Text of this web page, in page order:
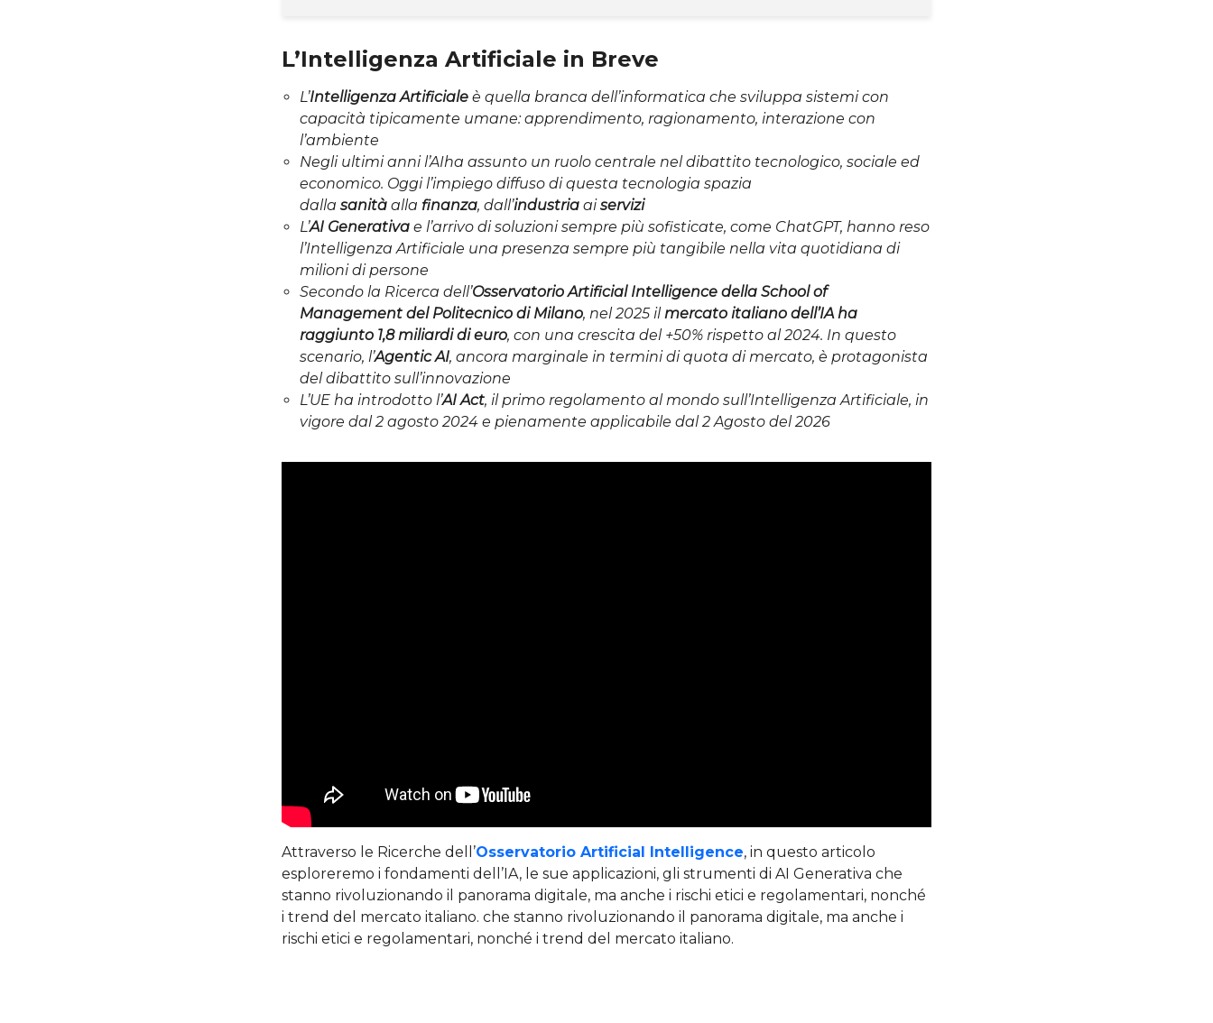
L’Intelligenza Artificiale in Breve
L’Intelligenza Artificiale è quella branca dell’informatica che sviluppa sistemi con
capacità tipicamente umane: apprendimento, ragionamento, interazione con
l’ambiente
Negli ultimi anni l’AIha assunto un ruolo centrale nel dibattito tecnologico, sociale ed
economico. Oggi l’impiego diffuso di questa tecnologia spazia
dalla sanità alla finanza, dall’industria aiservizi
L’AI Generativa e l’arrivo di soluzioni sempre più sofisticate, come ChatGPT, hanno reso
l’Intelligenza Artificiale una presenza sempre più tangibile nella vita quotidiana di
milioni di persone
Secondo la Ricerca dell’Osservatorio Artificial Intelligence della School of
Management del Politecnico di Milano, nel 2025 ilmercato italiano dell’IA ha
raggiunto 1,8 miliardi di euro, con una crescita del +50% rispetto al 2024. In questo
scenario, l’Agentic AI, ancora marginale in termini di quota di mercato, è protagonista
del dibattito sull’innovazione
L’UE ha introdotto l’AI Act, il primo regolamento al mondo sull’Intelligenza Artificiale, in
vigore dal 2 agosto 2024 e pienamente applicabile dal 2 Agosto del 2026
Attraverso le Ricerche dell’Osservatorio Artificial Intelligence, in questo articolo
esploreremo i fondamenti dell’IA, le sue applicazioni, gli strumenti di AI Generativa che
stanno rivoluzionando il panorama digitale, ma anche i rischi etici e regolamentari, nonché
i trend del mercato italiano. che stanno rivoluzionando il panorama digitale, ma anche i
rischi etici e regolamentari, nonché i trend del mercato italiano.